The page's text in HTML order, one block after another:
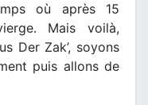
où après 15
Mais voilà,
Der Zak’, soyons
puis allons de